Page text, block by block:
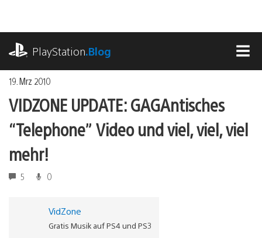
springen
PlayStation.Blog
19. Mrz 2010
VIDZONE UPDATE: GAGAntisches
“Telephone” Video und viel, viel, viel
mehr!
5 0
VidZone
Gratis Musik auf PS4 und PS3